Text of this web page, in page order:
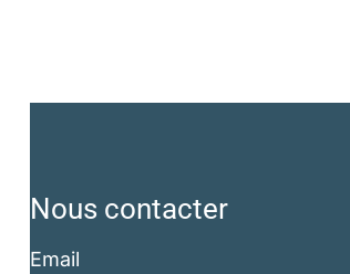
Nous contacter
Email